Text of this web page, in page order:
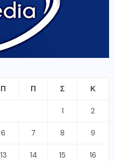
Π Π Σ Κ
1 2
6 7 8 9
13 14 15 16